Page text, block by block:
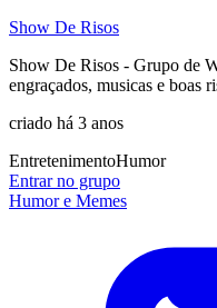
Show De Risos
Show De Risos - Grupo de
engraçados, musicas e boas
criado há 3 anos
EntretenimentoHumor
Entrar no grupo
Humor e Memes